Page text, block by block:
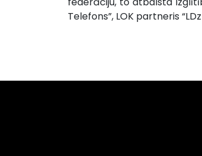
Telefons”, LOK partneris